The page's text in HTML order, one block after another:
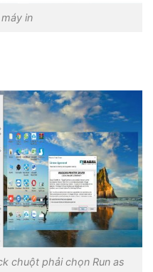
in
chuột phải chọn Run as